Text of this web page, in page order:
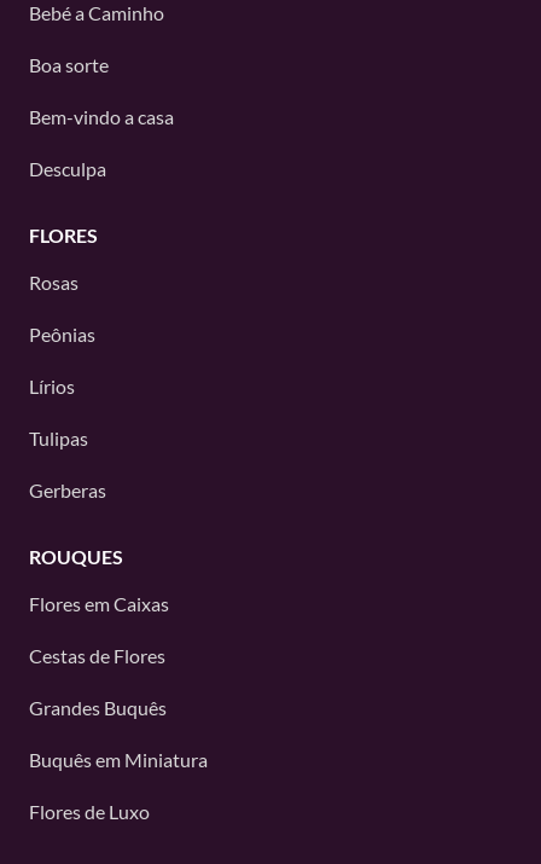
Bebé a Caminho
Boa sorte
Bem-vindo a casa
Desculpa
FLORES
Rosas
Peônias
Lírios
Tulipas
Gerberas
ROUQUES
Flores em Caixas
Cestas de Flores
Grandes Buquês
Buquês em Miniatura
Flores de Luxo